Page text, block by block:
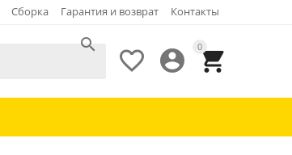
Сборка Гарантия и возврат Контакты
0


